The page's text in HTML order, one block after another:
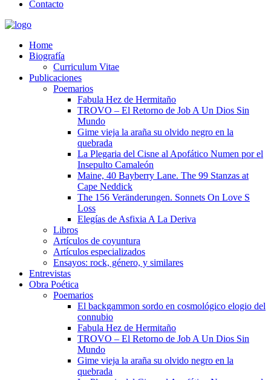
Contacto
Home
Biografía
Curriculum Vitae​
Publicaciones
Poemarios
Fabula Hez de Hermitaño
TROVO – El Retorno de Job A Un Dios Sin
Mundo
Gime vieja la araña su olvido negro en la
quebrada
La Plegaria del Cisne al Apofático Numen por el
Insepulto Camaleón
Maine, 40 Bayberry Lane. The 99 Stanzas at
Cape Neddick
The 156 Veränderungen. Sonnets On Love S
Loss
Elegías de Asfixia A La Deriva
Libros
Artículos de coyuntura
Artículos especializados
Ensayos: rock, género, y similares
Entrevistas
Obra Poética
Poemarios
El backgammon sordo en cosmológico elogio del
connubio
Fabula Hez de Hermitaño
TROVO – El Retorno de Job A Un Dios Sin
Mundo
Gime vieja la araña su olvido negro en la
quebrada